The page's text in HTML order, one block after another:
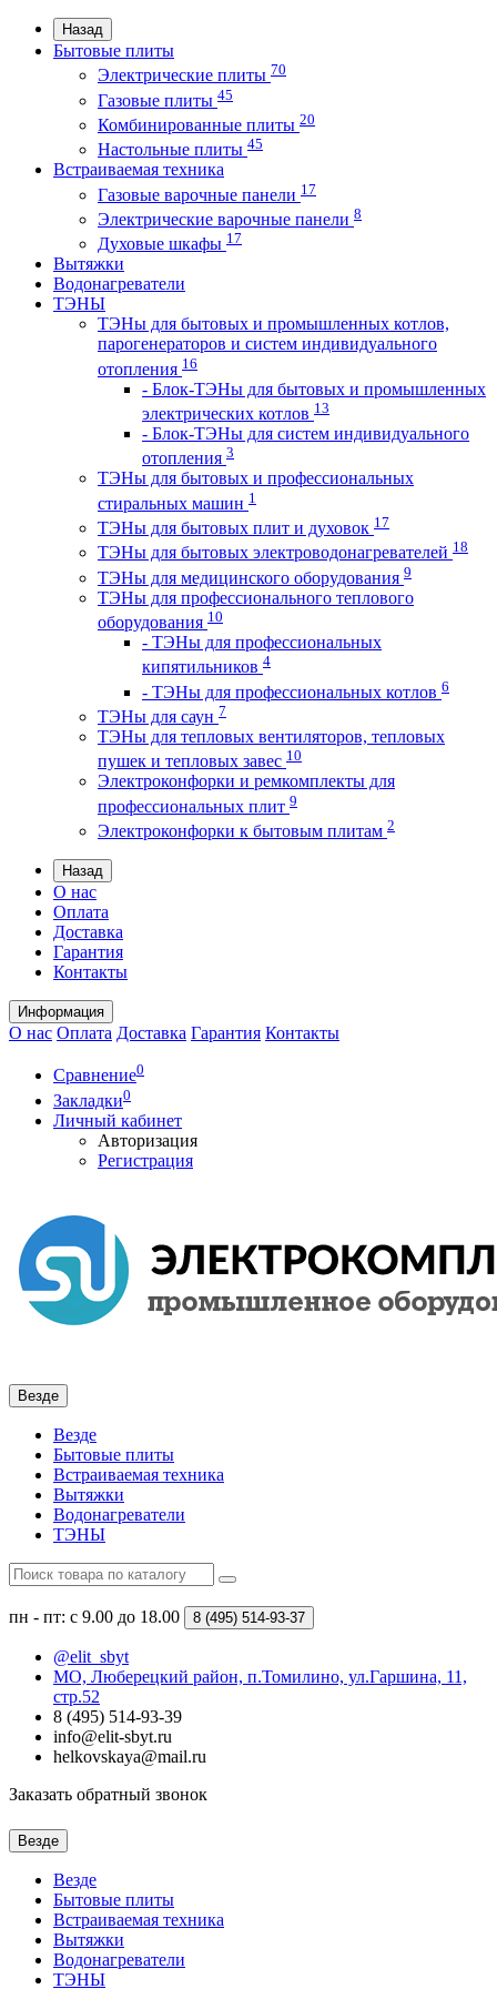
Назад
Бытовые плиты
Электрические плиты 70
Газовые плиты 45
Комбинированные плиты 20
Настольные плиты 45
Встраиваемая техника
Газовые варочные панели 17
Электрические варочные панели 8
Духовые шкафы 17
Вытяжки
Водонагреватели
ТЭНЫ
ТЭНы для бытовых и промышленных котлов,
парогенераторов и систем индивидуального
отопления 16
- Блок-ТЭНы для бытовых и промышленных
электрических котлов 13
- Блок-ТЭНы для систем индивидуального
отопления 3
ТЭНы для бытовых и профессиональных
стиральных машин 1
ТЭНы для бытовых плит и духовок 17
ТЭНы для бытовых электроводонагревателей 18
ТЭНы для медицинского оборудования 9
ТЭНы для профессионального теплового
оборудования 10
- ТЭНы для профессиональных
кипятильников 4
- ТЭНы для профессиональных котлов 6
ТЭНы для саун 7
ТЭНы для тепловых вентиляторов, тепловых
пушек и тепловых завес 10
Электроконфорки и ремкомплекты для
профессиональных плит 9
Электроконфорки к бытовым плитам 2
Назад
О нас
Оплата
Доставка
Гарантия
Контакты
Информация
О нас Оплата Доставка Гарантия Контакты
Сравнение0
Закладки0
Личный кабинет
Авторизация
Регистрация
Везде
Везде
Бытовые плиты
Встраиваемая техника
Вытяжки
Водонагреватели
ТЭНЫ
пн - пт: с 9.00 до 18.00 8 (495) 514-93-37
@elit_sbyt
МО, Люберецкий район, п.Томилино, ул.Гаршина, 11,
стр.52
8 (495) 514-93-39
info@elit-sbyt.ru
helkovskaya@mail.ru
Заказать обратный звонок
Везде
Везде
Бытовые плиты
Встраиваемая техника
Вытяжки
Водонагреватели
ТЭНЫ